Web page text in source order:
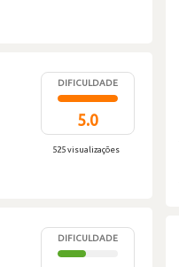
DIFICULDADE
5.0
525 visualizações
DIFICULDADE